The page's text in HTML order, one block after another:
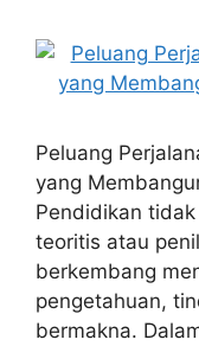
Peluang
yang
Pendidikan
teoritis atau
berkembang
pengetahuan,
bermakna.